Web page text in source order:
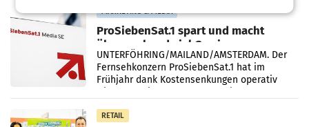
MARKETING & MEDIA
ProSiebenSat.1 spart und macht
überraschend viel Gewinn
UNTERFÖHRING/MAILAND/AMSTERDAM. Der
Fernsehkonzern ProSiebenSat.1 hat im
Frühjahr dank Kostensenkungen operativ
RETAIL